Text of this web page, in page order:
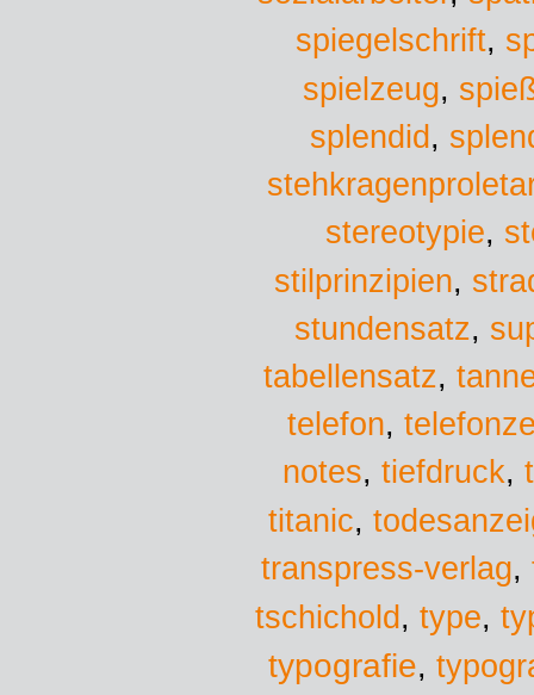
spiegelschrift,
spielzeug,
splendid ,
stereotypie,
stilprinzipien,
stundensatz,
tabellensatz,
telefon,
notes, tiefdruck,
titanic,
transpress-verlag,
tschichold , type,
typografie,